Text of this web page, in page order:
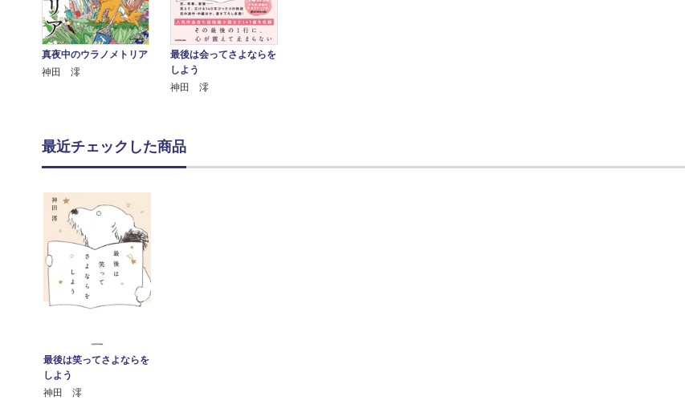
真夜中のウラノメトリア
神田 澪
最後は会ってさよならを
しよう
神田 澪
最近チェックした商品
最後は笑ってさよならを
しよう
神田 澪